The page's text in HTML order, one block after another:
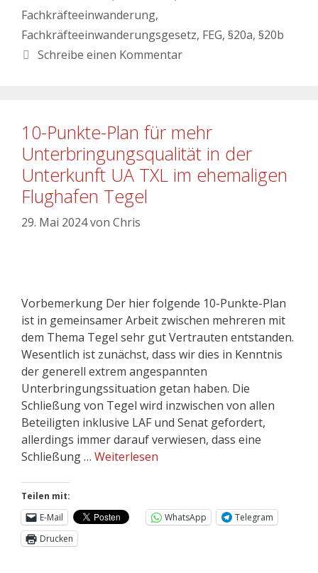
Fachkräfteeinwanderung,
Fachkräfteeinwanderungsgesetz, FEG, §20a, §20b
Schreibe einen Kommentar
10-Punkte-Plan für mehr
Unterbringungsqualität in der
Unterkunft UA TXL im ehemaligen
Flughafen Tegel
29. Mai 2024von Chris
Vorbemerkung Der hier folgende 10-Punkte-Plan
ist in gemeinsamer Arbeit zwischen mehreren mit
dem Thema Tegel sehr gut Vertrauten entstanden.
Wesentlich ist zunächst, dass wir dies in Kenntnis
der generell extrem angespannten
Unterbringungssituation getan haben. Die
Schließung von Tegel wird inzwischen von allen
Beteiligten inklusive LAF und Senat gefordert,
allerdings immer darauf verwiesen, dass eine
Schließung … Weiterlesen
Teilen mit:
E-Mail
WhatsApp
Telegram
Drucken